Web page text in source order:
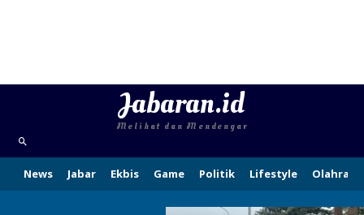
Jabaran.id
Melihat dan Mendengar
News Jabar Ekbis Game Politik Lifestyle Olahraga